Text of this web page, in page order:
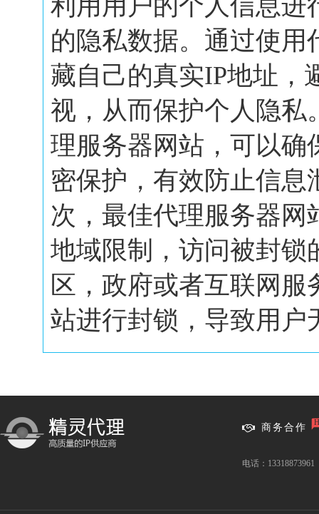
利用用户的个人信息进
的隐私数据。通过使
藏自己的真实IP地址，
视，从而保护个人隐私
理服务器网站，可以确
密保护，有效防止信
次，最佳代理服务器
地域限制，访问被封锁
区，政府或者互联网
站进行封锁，导致用户
商务合作
电话：13318873961